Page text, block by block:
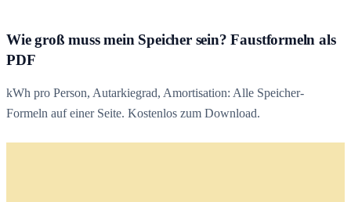
Wie groß muss mein Speicher sein? Faustformeln als
PDF
kWh pro Person, Autarkiegrad, Amortisation: Alle Speicher-
Formeln auf einer Seite. Kostenlos zum Download.